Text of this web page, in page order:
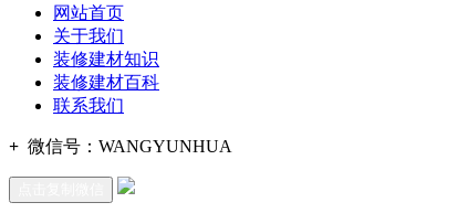
网站首页
关于我们
装修建材知识
装修建材百科
联系我们
+ 微信号： WANGYUNHUA